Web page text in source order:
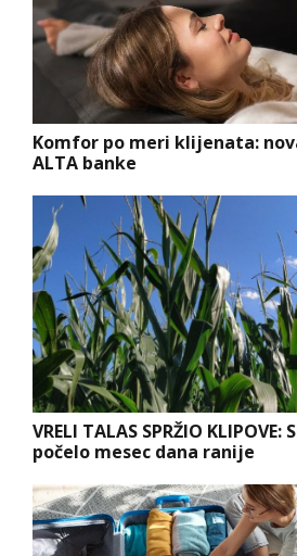
Komfor po meri klijenata:
ALTA banke
VRELI TALAS SPRŽIO
počelo mesec dana ranije